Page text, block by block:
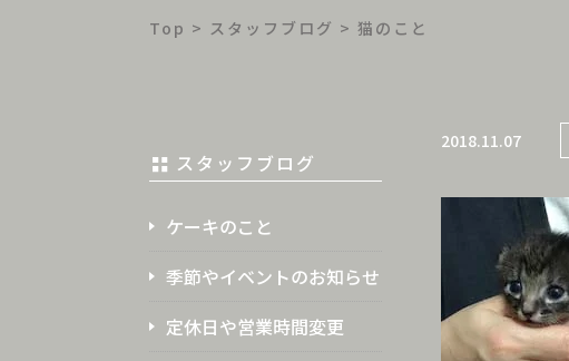
Top > スタッフブログ >猫のこと
2018.11.07
スタッフブログ
ケーキのこと
季節やイベントのお知らせ
定休日や営業時間変更